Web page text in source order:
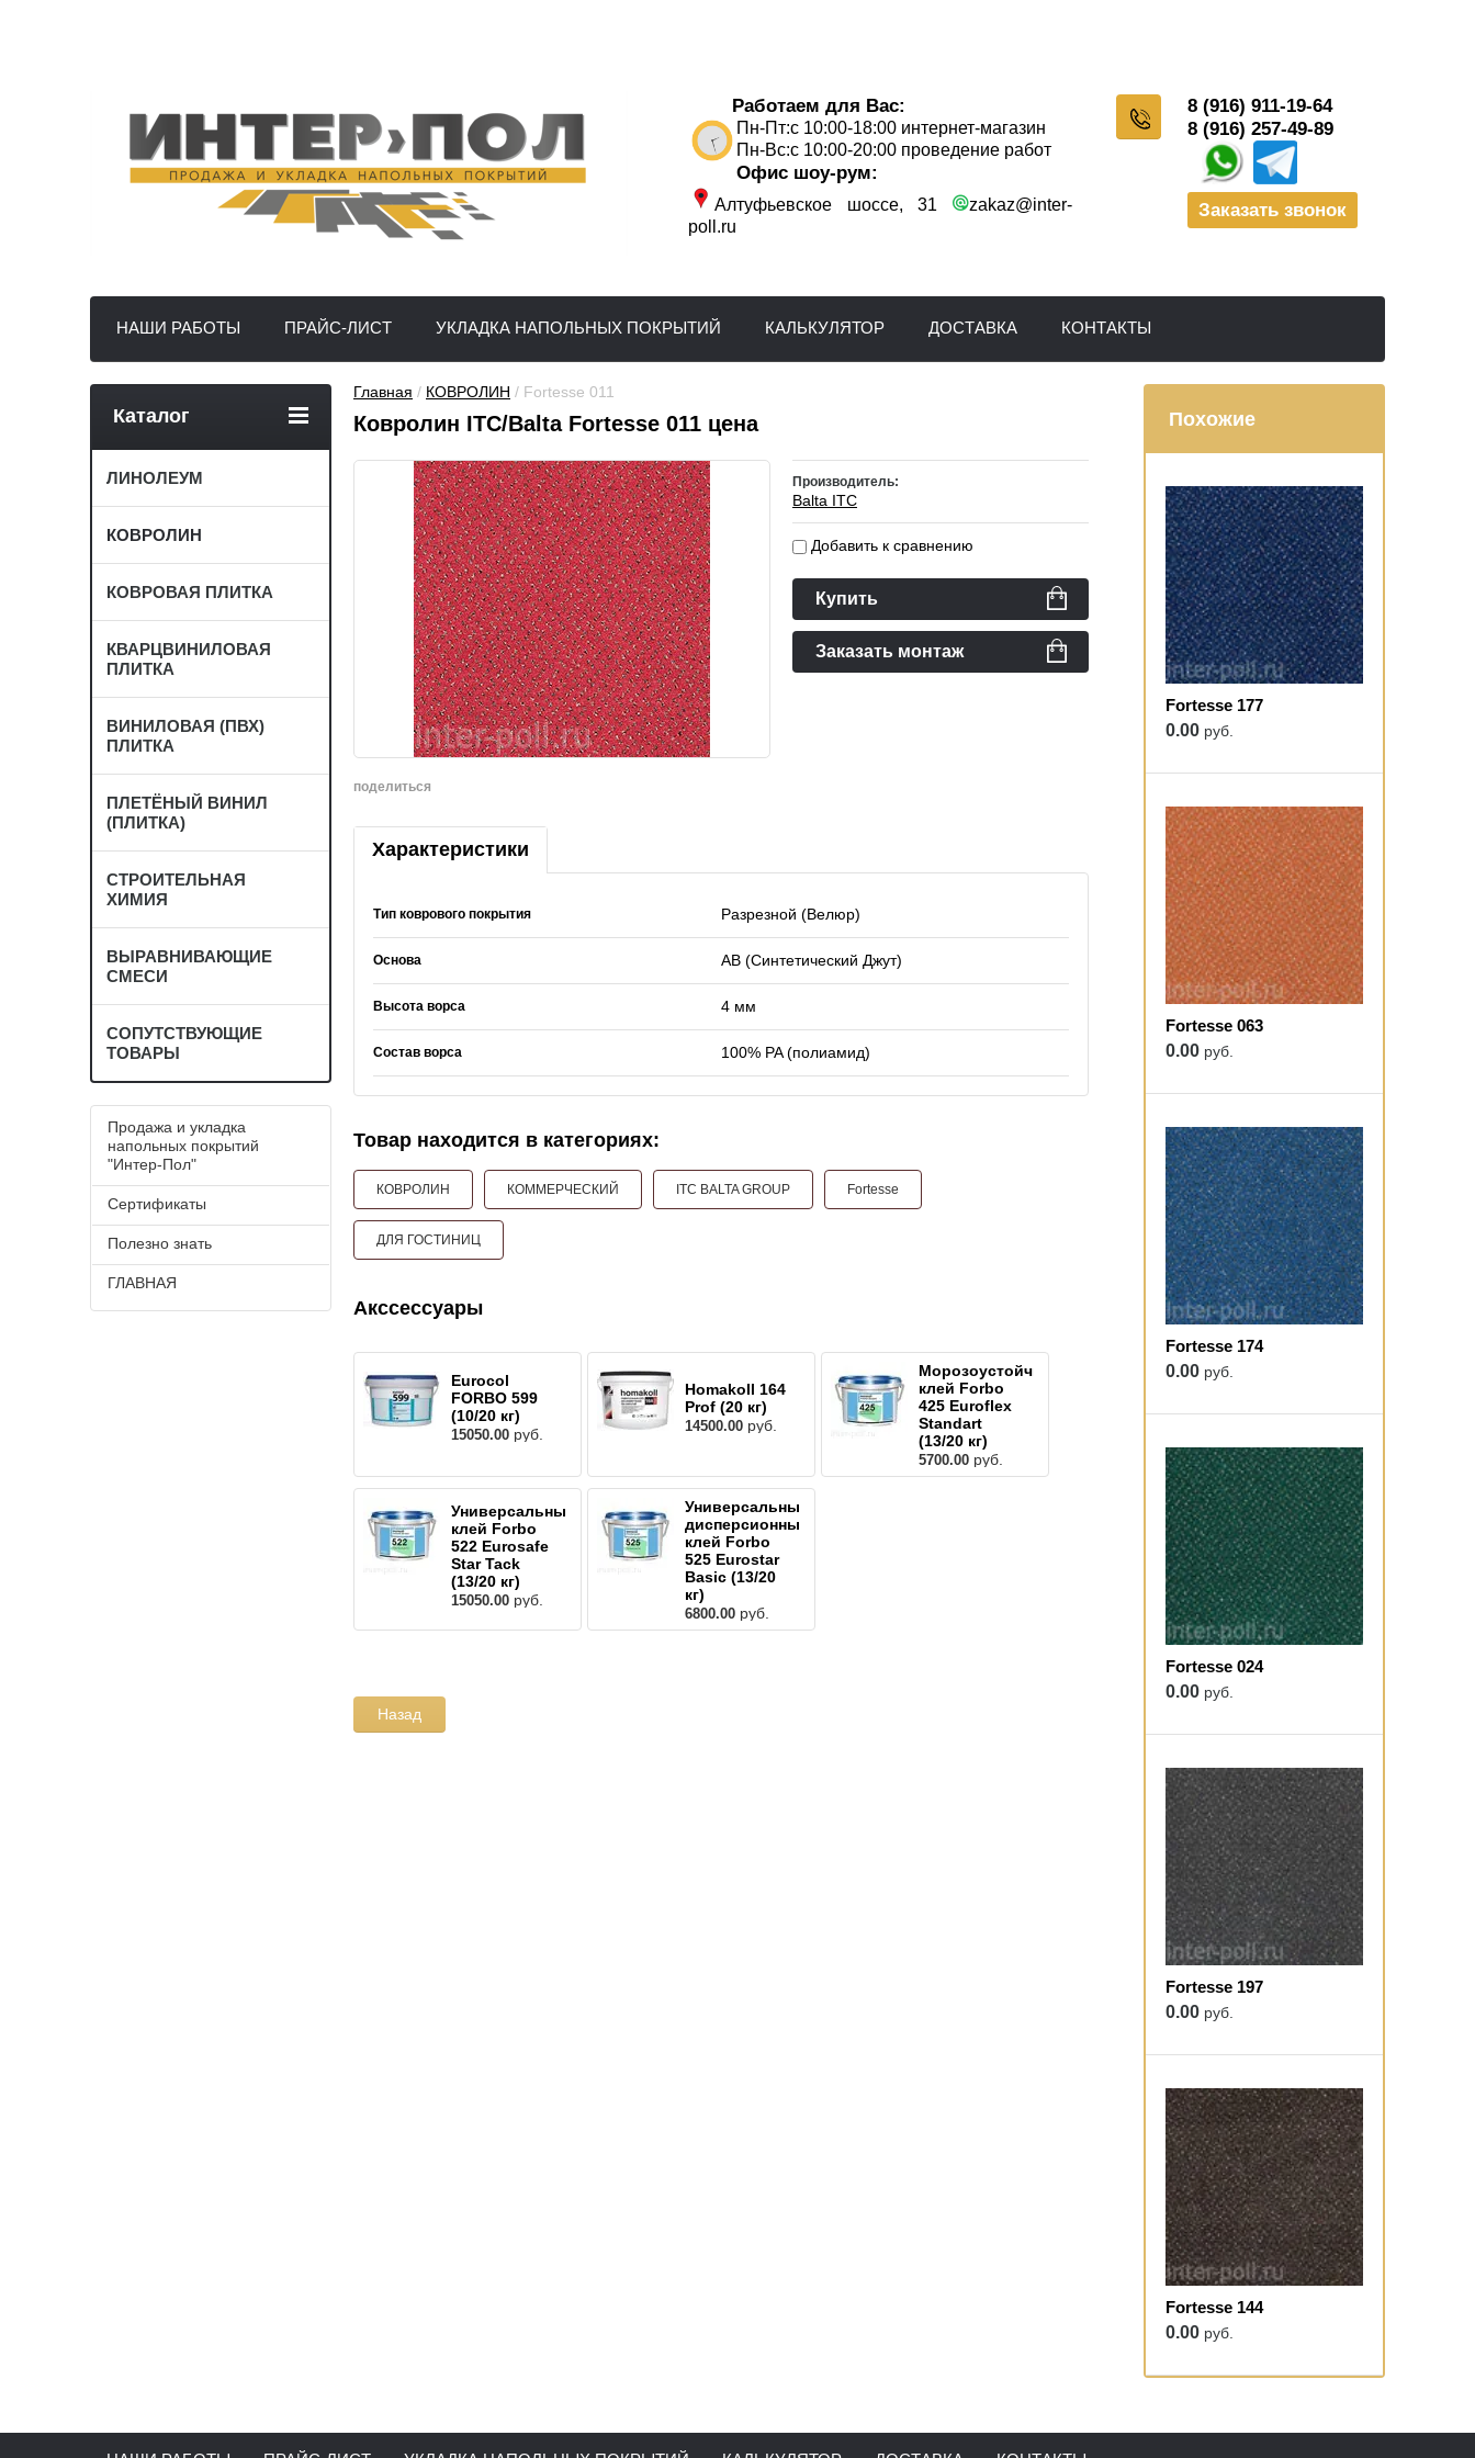
8 (916) 911-19-64
8 (916) 257-49-89
Заказать звонок
Работаем для Вас:
Пн-Пт:с 10:00-18:00 интернет-магазин
Пн-Вс:с 10:00-20:00 проведение работ
Офис шоу-рум:
Алтуфьевское шоссе, 31
zakaz@inter-
poll.ru
НАШИ РАБОТЫ ПРАЙС-ЛИСТ УКЛАДКА НАПОЛЬНЫХ ПОКРЫТИЙ КАЛЬКУЛЯТОР ДОСТАВКА КОНТАКТЫ
Главная / КОВРОЛИН / Fortesse 011
Ковролин ITC/Balta Fortesse 011 цена
поделиться
Производитель:
Balta ITC
Добавить к сравнению
Купить
Заказать монтаж
Характеристики
Тип коврового покрытия Разрезной (Велюр)
Основа AB (Синтетический Джут)
Высота ворса 4 мм
Состав ворса 100% PA (полиамид)
Товар находится в категориях:
КОВРОЛИН КОММЕРЧЕСКИЙ ITC BALTA GROUP Fortesse
ДЛЯ ГОСТИНИЦ
Акссессуары
Eurocol
FORBO 599
(10/20 кг)
15050.00 руб.
Homakoll 164
Prof (20 кг)
14500.00 руб.
Морозоустойчивый
клей Forbo
425 Euroflex
Standart
(13/20 кг)
5700.00 руб.
Универсальный
клей Forbo
522 Eurosafe
Star Tack
(13/20 кг)
15050.00 руб.
Универсальный
дисперсионный
клей Forbo
525 Eurostar
Basic (13/20
кг)
6800.00 руб.
Назад
Каталог
ЛИНОЛЕУМ
КОВРОЛИН
КОВРОВАЯ ПЛИТКА
КВАРЦВИНИЛОВАЯ
ПЛИТКА
ВИНИЛОВАЯ (ПВХ)
ПЛИТКА
ПЛЕТЁНЫЙ ВИНИЛ
(ПЛИТКА)
СТРОИТЕЛЬНАЯ
ХИМИЯ
ВЫРАВНИВАЮЩИЕ
СМЕСИ
СОПУТСТВУЮЩИЕ
ТОВАРЫ
Продажа и укладка
напольных покрытий
"Интер-Пол"
Сертификаты
Полезно знать
ГЛАВНАЯ
Похожие
Fortesse 177
0.00 руб.
Fortesse 063
0.00 руб.
Fortesse 174
0.00 руб.
Fortesse 024
0.00 руб.
Fortesse 197
0.00 руб.
Fortesse 144
0.00 руб.